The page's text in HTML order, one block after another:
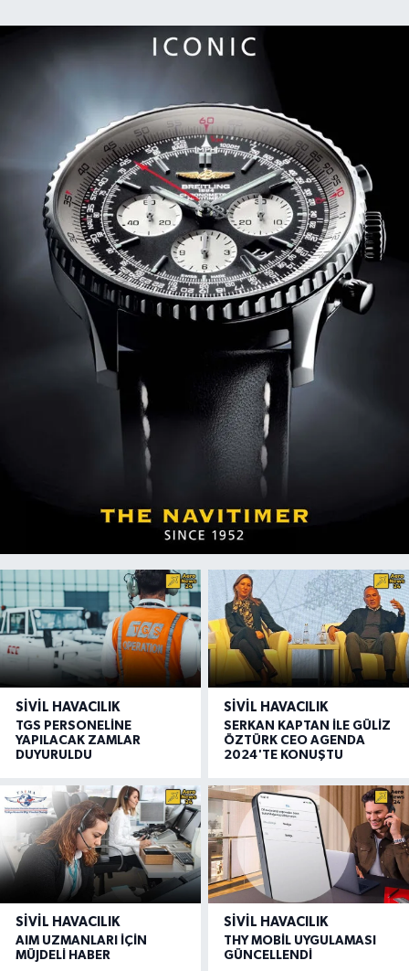
SIVIL HAVACILIK
TGS PERSONELİNE
YAPILACAK ZAMLAR
DUYURULDU
SIVIL HAVACILIK
SERKAN KAPTAN İLE GÜLİZ
ÖZTÜRK CEO AGENDA
2024'TE KONUŞTU
SIVIL HAVACILIK
AIM UZMANLARI İÇİN
MÜJDELİ HABER
SIVIL HAVACILIK
THY MOBİL UYGULAMASI
GÜNCELLENDİ